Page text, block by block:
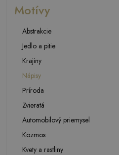
Motívy
Abstrakcie
Jedlo a pitie
Krajiny
Nápisy
Príroda
Zvieratá
Automobilový priemysel
Kozmos
Kvety a rastliny